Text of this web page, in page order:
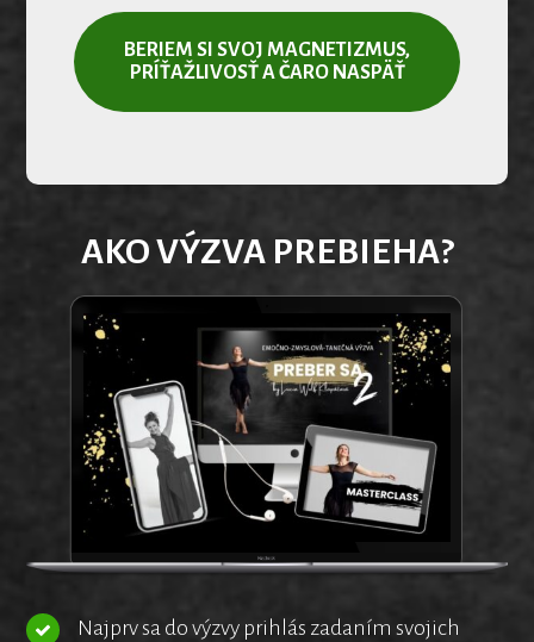
BERIEM SI SVOJ MAGNETIZMUS,
PRÍŤAŽLIVOSŤ A ČARO NASPÄŤ
AKO VÝZVA PREBIEHA?
Najprv sa do výzvy prihlás zadaním svojich